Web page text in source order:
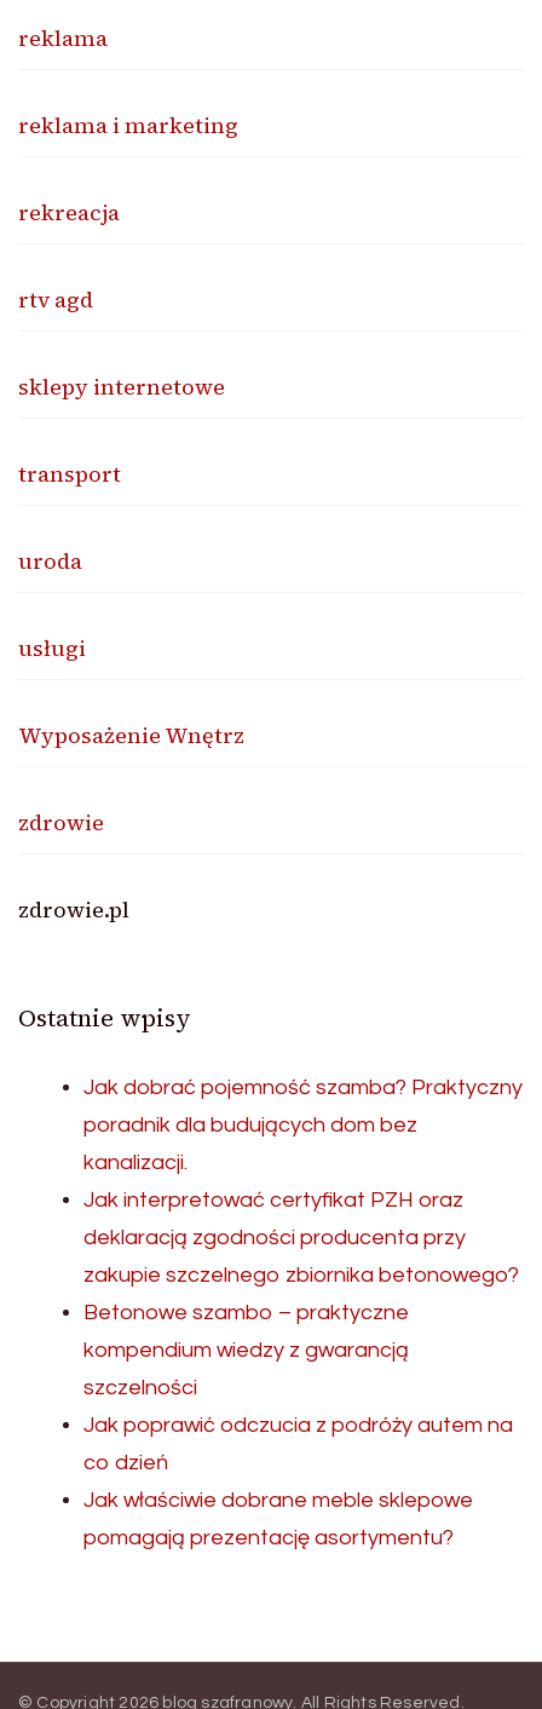
reklama
reklama i marketing
rekreacja
rtv agd
sklepy internetowe
transport
uroda
usługi
Wyposażenie Wnętrz
zdrowie
zdrowie.pl
Ostatnie wpisy
Jak dobrać pojemność szamba? Praktyczny
poradnik dla budujących dom bez
kanalizacji.
Jak interpretować certyfikat PZH oraz
deklaracją zgodności producenta przy
zakupie szczelnego zbiornika betonowego?
Betonowe szambo – praktyczne
kompendium wiedzy z gwarancją
szczelności
Jak poprawić odczucia z podróży autem na
co dzień
Jak właściwie dobrane meble sklepowe
pomagają prezentację asortymentu?
© Copyright 2026 blog szafranowy. All Rights Reserved.